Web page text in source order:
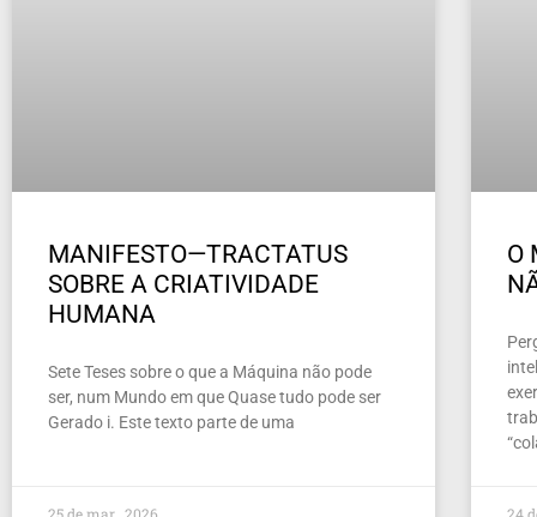
MANIFESTO—TRACTATUS
SOBRE A CRIATIVIDADE
HUMANA
Sete Teses sobre o que a Máquina não pode
ser, num Mundo em que Quase tudo pode ser
Gerado i. Este texto parte de uma
O